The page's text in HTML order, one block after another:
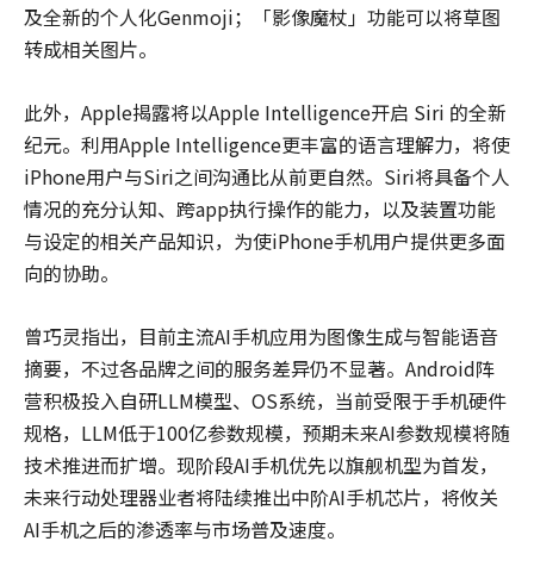
及全新的个人化Genmoji；「影像魔杖」功能可以将草图
转成相关图片。
此外，Apple揭露将以Apple Intelligence开启 Siri 的全新
纪元。利用Apple Intelligence更丰富的语言理解力，将使
iPhone用户与Siri之间沟通比从前更自然。Siri将具备个人
情况的充分认知、跨app执行操作的能力，以及装置功能
与设定的相关产品知识，为使iPhone手机用户提供更多面
向的协助。
曾巧灵指出，目前主流AI手机应用为图像生成与智能语音
摘要，不过各品牌之间的服务差异仍不显著。Android阵
营积极投入自研LLM模型、OS系统，当前受限于手机硬件
规格，LLM低于100亿参数规模，预期未来AI参数规模将随
技术推进而扩增。现阶段AI手机优先以旗舰机型为首发，
未来行动处理器业者将陆续推出中阶AI手机芯片，将攸关
AI手机之后的渗透率与市场普及速度。